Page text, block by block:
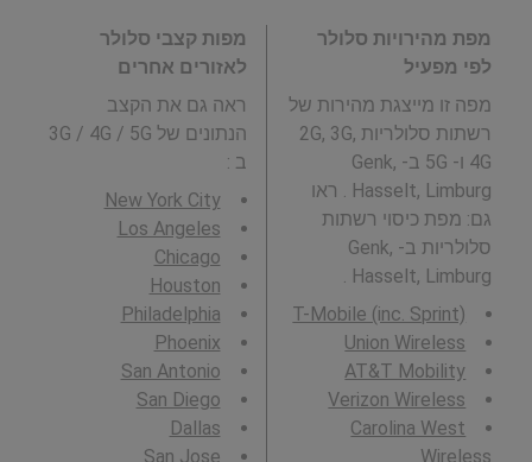
מפת מהירויות סלולר
לפי מפעיל
מפה זו מייצגת מהירות של
רשתות סלולריות 2G, 3G,
4G ו- 5G ב- Genk,
Hasselt, Limburg . ראו
גם: מפת כיסוי רשתות
סלולריות ב- Genk,
Hasselt, Limburg .
T-Mobile (inc. Sprint)
Union Wireless
AT&T Mobility
Verizon Wireless
Carolina West
Wireless
מפות קצבי סלולר
לאזורים אחרים
ראה גם את הקצב
הנתונים של 3G / 4G / 5G
ב :
New York City
Los Angeles
Chicago
Houston
Philadelphia
Phoenix
San Antonio
San Diego
Dallas
San Jose